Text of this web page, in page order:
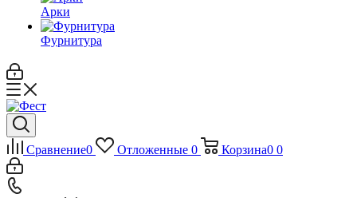
Арки
Фурнитура
Сравнение0 Отложенные 0 Корзина0 0